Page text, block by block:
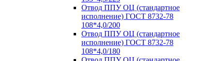
Отвод ППУ ОЦ (стандартное
исполнение) ГОСТ 8732-78
108*4,0/200
Отвод ППУ ОЦ (стандартное
исполнение) ГОСТ 8732-78
108*4,0/180